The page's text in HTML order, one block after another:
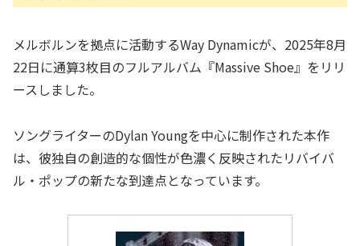
メルボルンを拠点に活動するWay Dynamicが、2025年8月
22日に通算3枚目のフルアルバム『Massive Shoe』をリリ
ースしました。
ソングライターのDylan Youngを中心に制作された本作
は、彼独自の創造的な個性が色濃く反映されたリバイバ
ル・ポップの新たな到達点となっています。